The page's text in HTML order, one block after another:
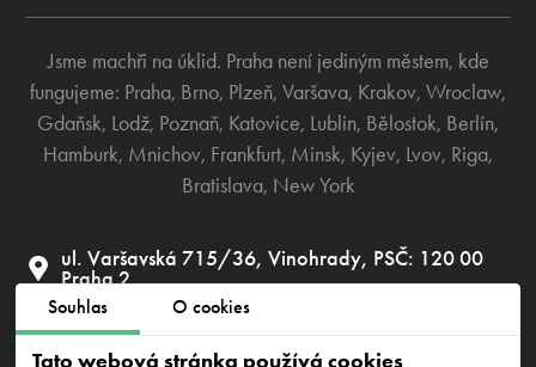
Souhlas O cookies
Tato webová stránka používá cookies
Jsme machři na úklid. Praha není jediným městem, kde
fungujeme: Praha, Brno, Plzeň, Varšava, Krakov, Wroclaw,
Gdaňsk, Lodž, Poznaň, Katovice, Lublin, Bělostok, Berlín,
Hamburk, Mnichov, Frankfurt, Minsk, Kyjev, Lvov, Riga,
Bratislava, New York
ul. Varšavská 715/36, Vinohrady, PSČ: 120 00
Praha 2
info@cleanwhale.cz